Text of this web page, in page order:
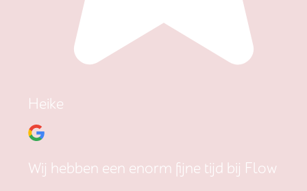
Heike
Wij hebben een enorm fijne tijd bij Flow